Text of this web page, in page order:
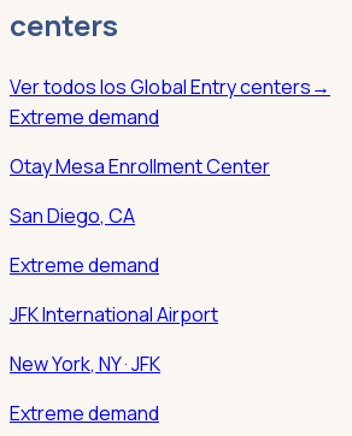
centers
Ver todos losGlobal Entrycenters→
Extreme demand
Otay Mesa Enrollment Center
San Diego, CA
Extreme demand
JFK International Airport
New York, NY· JFK
Extreme demand